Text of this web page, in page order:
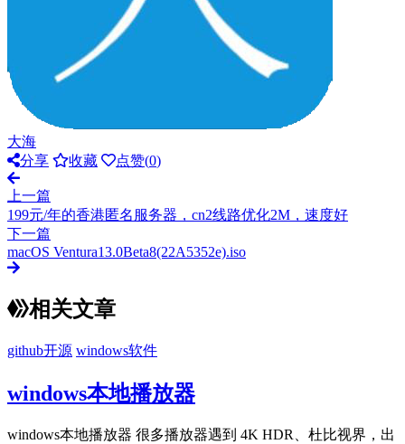
大海
分享
收藏 点赞(0)
上一篇
199元/年的香港匿名服务器，cn2线路优化2M，速度好
下一篇
macOS Ventura13.0Beta8(22A5352e).iso
相关文章
github开源 windows软件
windows本地播放器
windows本地播放器 很多播放器遇到 4K HDR、杜比视界，出